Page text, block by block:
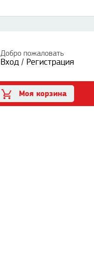
Добро пожаловать
Вход / Регистрация
Моя корзина